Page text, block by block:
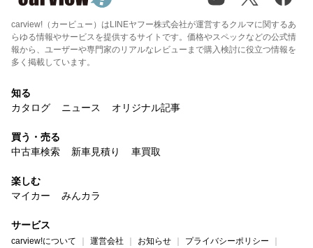
carview!（カービュー）はLINEヤフー株式会社が運営するクルマに関するあ
らゆる情報やサービスを提供するサイトです。価格やスペックなどの公式情
報から、ユーザーや専門家のリアルなレビューまで購入検討に役立つ情報を
多く掲載しています。
知る
カタログ
ニュース オリジナル記事
買う・売る
中古車検索
新車見積り 車買取
楽しむ
マイカー
みんカラ
サービス
carview!について 運営会社 お知らせ プライバシーポリシー